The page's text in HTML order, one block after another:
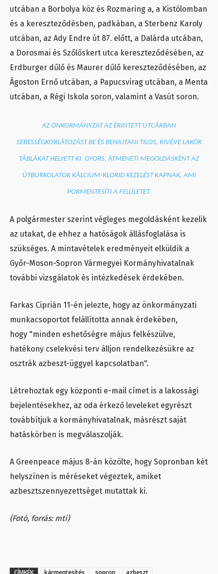
utcában a Borbolya köz és Rozmaring a, a Kistólomban
és a kereszteződésben, padkában, a Sterbenz Karoly
utcában, az Ady Endre út 87. előtt, a Dalárda utcában,
a Dorosmai és Szőlőskert utca kereszteződésében, az
Erdburger dűlő és Maurer dűlő kereszteződésében, az
Ágoston Ernő utcában, a Papucsvirag utcában, a Menta
utcában, a Régi Iskola soron, valamint a Vasút soron.
AZ ÖNKORMÁNYZAT AZ ÉRINTETT UTCÁKBAN
SEBESSÉGKORLÁTOZÁST BE ÉS BEHAJTANI TILOS, KIVÉVE LAKÓK
TÁBLÁKAT HELYETT KI. GYORS, ÁTMENETI MEGOLDÁSKÉNT AZ
ÚTBURKOLATOK KÁLCIUM-KLORID KEZELÉST KAPNAK, AMI
PORMENTESÍTI A FELÜLETET.
A polgármester szerint végleges megoldásként kezelik
az utakat, de ehhez a hatóságok állásfoglalása is
szükséges. A mintavételek eredményeit elküldik a
Győr-Moson-Sopron Vármegyei Kormányhivatalnak
további vizsgálatok és intézkedések érdekében.
Farkas Ciprián 11-én jelezte, hogy az önkormányzati
munkacsoportot felállította annak érdekében,
hogy "minden eshetőségre május felkészülve,
hatékony cselekvési terv álljon rendelkezésükre az
osztrák azbeszt-üggyel kapcsolatban".
Létrehoztak egy központi e-mail címet is a lakossági
bejelentésekhez, az oda érkező leveleket egyrészt
továbbítjuk a kormányhivatalnak, másrészt saját
hatáskörben is megválaszolják.
A Greenpeace május 8-án közölte, hogy Sopronban két
helyszínen is méréseket végeztek, amiket
azbesztszennyezettséget mutattak ki.
(Fotó, forrás: mti)